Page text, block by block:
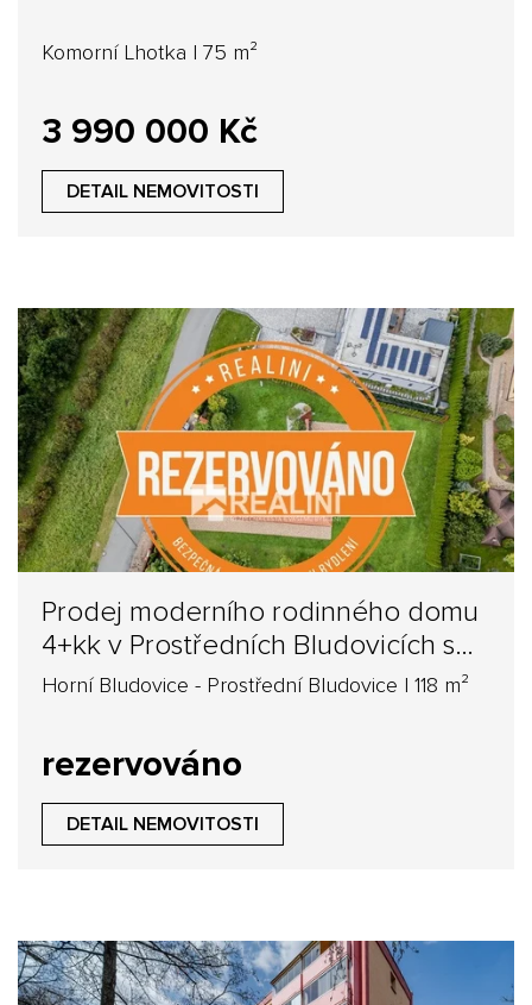
Komorní Lhotka | 75 m²
3 990 000 Kč
DETAIL NEMOVITOSTI
Prodej moderního rodinného domu
4+kk v Prostředních Bludovicích s
prostornou terasou.
Horní Bludovice - Prostřední Bludovice | 118 m²
rezervováno
DETAIL NEMOVITOSTI